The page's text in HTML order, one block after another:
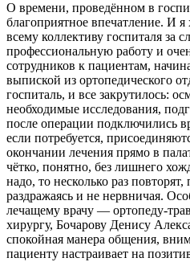
О времени, проведённом в
благоприятное впечатление. И я
всему коллективу госпиталя за
профессиональную работу и
сотрудников к пациентам,
выпиской из ортопедического
госпиталь, и все закрутилось:
необходимые исследования,
после операции подключились
если потребуется,
окончании лечения прямо в
чётко, понятно, без лишнего
надо, то несколько раз
раздражаясь и не нервничая.
лечащему врачу — ортопеду-
хирургу, Бочарову Денису
спокойная манера общения,
пациенту настраивает на